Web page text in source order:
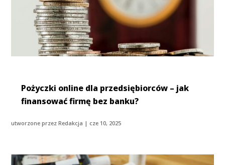
Pożyczki online dla przedsiębiorców – jak
finansować firmę bez banku?
utworzone przezRedakcja | cze 10, 2025